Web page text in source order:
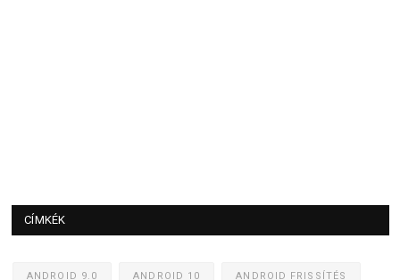
CÍMKÉK
ANDROID 9.0 ANDROID 10 ANDROID FRISSÍTÉS